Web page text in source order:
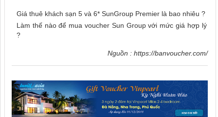
Giá thuê khách sạn 5 và 6* SunGroup Premier là bao nhiêu ?
Làm thế nào để mua voucher Sun Group với mức giá hợp lý
?
Nguồn : https://banvoucher.com/